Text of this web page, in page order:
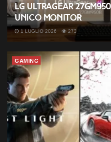
LG UltraGear
unico monitor
1 LUGLIO 2026 273
GAMING